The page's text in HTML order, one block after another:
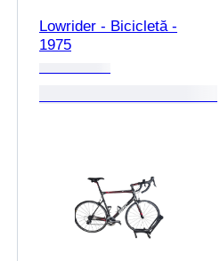
Lowrider - Bicicletă -
1975